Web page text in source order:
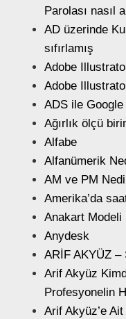
Parolası nasıl
AD üzerinde
sıfırlamış
Adobe
Adobe
ADS ile
Ağırlık ölçü
Alfabe
Alfanümerik
AM ve PM
Amerika’da
Anakart Modeli
Anydesk
ARİF AKYÜZ –
Arif Akyüz
Profesyonelin
Arif Akyüz’e